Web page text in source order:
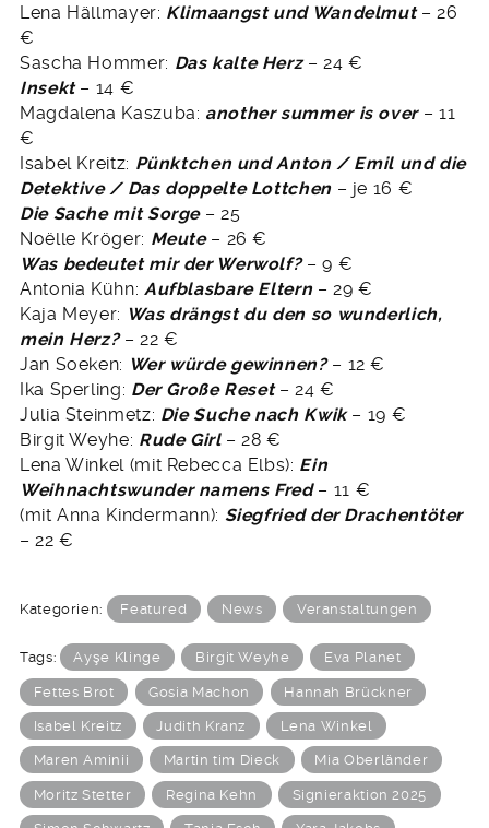
Lena Hällmayer: Klimaangst und Wandelmut– 26
€
Sascha Hommer: Das kalte Herz– 24 €
Insekt– 14 €
Magdalena Kaszuba: another summer is over– 11
€
Isabel Kreitz: Pünktchen und Anton / Emil und die
Detektive / Das doppelte Lottchen– je 16 €
Die Sache mit Sorge– 25
Noëlle Kröger: Meute– 26 €
Was bedeutet mir der Werwolf?– 9 €
Antonia Kühn: Aufblasbare Eltern– 29 €
Kaja Meyer: Was drängst du den so wunderlich,
mein Herz? – 22 €
Jan Soeken: Wer würde gewinnen?– 12 €
Ika Sperling: Der Große Reset– 24 €
Julia Steinmetz: Die Suche nach Kwik– 19 €
Birgit Weyhe: Rude Girl– 28 €
Lena Winkel (mit Rebecca Elbs): Ein
Weihnachtswunder namens Fred– 11 €
(mit Anna Kindermann): Siegfried der Drachentöter
– 22 €
Kategorien: Featured News Veranstaltungen
Tags: Ayşe Klinge Birgit Weyhe Eva Planet
Fettes Brot Gosia Machon Hannah Brückner
Isabel Kreitz Judith Kranz Lena Winkel
Maren Aminii Martin tim Dieck Mia Oberländer
Moritz Stetter Regina Kehn Signieraktion 2025